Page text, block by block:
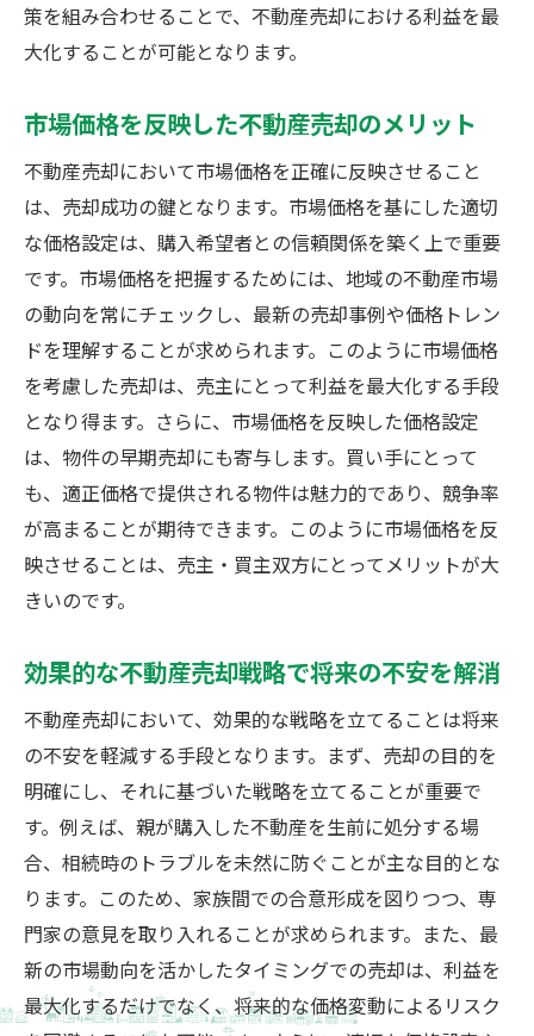
策を組み合わせることで、不動産売却における利益を最
大化することが可能となります。
市場価格を反映した不動産売却のメリット
不動産売却において市場価格を正確に反映させること
は、売却成功の鍵となります。市場価格を基にした適切
な価格設定は、購入希望者との信頼関係を築く上で重要
です。市場価格を把握するためには、地域の不動産市場
の動向を常にチェックし、最新の売却事例や価格トレン
ドを理解することが求められます。このように市場価格
を考慮した売却は、売主にとって利益を最大化する手段
となり得ます。さらに、市場価格を反映した価格設定
は、物件の早期売却にも寄与します。買い手にとって
も、適正価格で提供される物件は魅力的であり、競争率
が高まることが期待できます。このように市場価格を反
映させることは、売主・買主双方にとってメリットが大
きいのです。
効果的な不動産売却戦略で将来の不安を解消
不動産売却において、効果的な戦略を立てることは将来
の不安を軽減する手段となります。まず、売却の目的を
明確にし、それに基づいた戦略を立てることが重要で
す。例えば、親が購入した不動産を生前に処分する場
合、相続時のトラブルを未然に防ぐことが主な目的とな
ります。このため、家族間での合意形成を図りつつ、専
門家の意見を取り入れることが求められます。また、最
新の市場動向を活かしたタイミングでの売却は、利益を
最大化するだけでなく、将来的な価格変動によるリスク